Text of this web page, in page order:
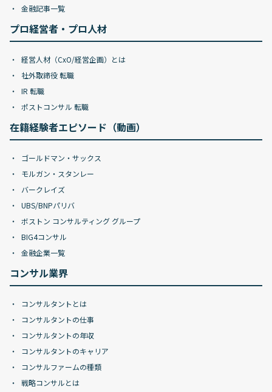
金融記事一覧
プロ経営者・プロ人材
経営人材（CxO/経営企画）とは
社外取締役 転職
IR 転職
ポストコンサル 転職
在籍経験者エピソード（動画）
ゴールドマン・サックス
モルガン・スタンレー
バークレイズ
UBS/BNPパリバ
ボストン コンサルティング グループ
BIG4コンサル
金融企業一覧
コンサル業界
コンサルタントとは
コンサルタントの仕事
コンサルタントの年収
コンサルタントのキャリア
コンサルファームの種類
戦略コンサルとは